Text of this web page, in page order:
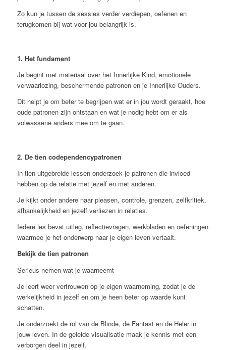
Zo kun je tussen de sessies verder verdiepen, oefenen en
terugkomen bij wat voor jou belangrijk is.
1. Het fundament
Je begint met materiaal over het Innerlijke Kind, emotionele
verwaarlozing, beschermende patronen en je Innerlijke Ouders.
Dit helpt je om beter te begrijpen wat er in jou wordt geraakt, hoe
oude patronen zijn ontstaan en wat je nodig hebt om er als
volwassene anders mee om te gaan.
2. De tien codependencypatronen
In tien uitgebreide lessen onderzoek je patronen die invloed
hebben op de relatie met jezelf en met anderen.
Je kijkt onder andere naar pleasen, controle, grenzen, zelfkritiek,
afhankelijkheid en jezelf verliezen in relaties.
Iedere les bevat uitleg, reflectievragen, werkbladen en oefeningen
waarmee je het onderwerp naar je eigen leven vertaalt.
Bekijk de tien patronen
Serieus nemen wat je waarneemt
Je leert weer vertrouwen op je eigen waarneming, zodat je de
werkelijkheid in jezelf en om je heen beter op waarde kunt
schatten.
Je onderzoekt de rol van de Blinde, de Fantast en de Heler in
jouw leven. In de geleide visualisatie maak je kennis met een
verborgen deel in jezelf.